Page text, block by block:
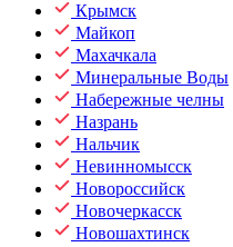
Крымск
Майкоп
Махачкала
Минеральные Воды
Набережные челны
Назрань
Нальчик
Невинномысск
Новороссийск
Новочеркасск
Новошахтинск